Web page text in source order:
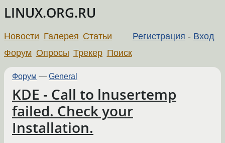
LINUX.ORG.RU
Регистрация - Вход
Новости Галерея Статьи
Форум Опросы Трекер Поиск
Форум — General
KDE - Call to lnusertemp
failed. Check your
Installation.